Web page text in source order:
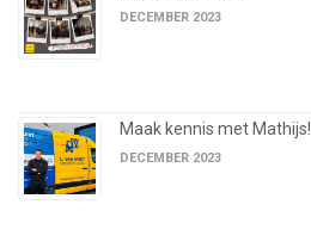
DECEMBER 2023
Maak kennis met Mathijs!
DECEMBER 2023